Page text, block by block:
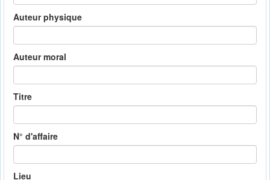
Auteur physique
Auteur moral
Titre
N° d'affaire
Lieu